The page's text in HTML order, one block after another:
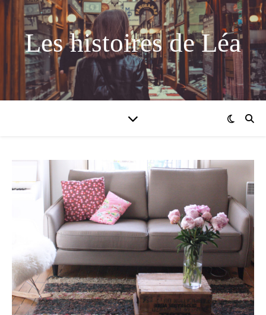
Les histoires de Léa